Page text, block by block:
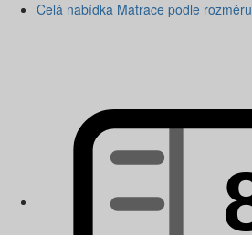
Celá nabídka Matrace podle rozměru